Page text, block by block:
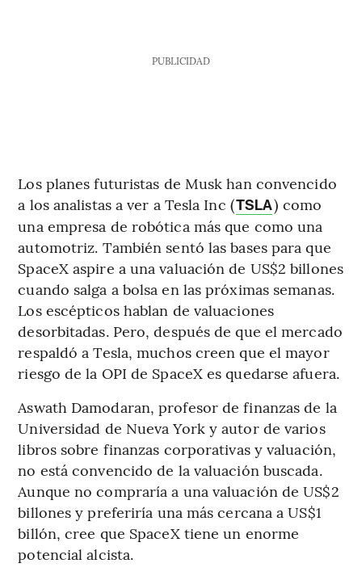
PUBLICIDAD
Los planes futuristas de Musk han convencido
a los analistas a ver a Tesla Inc (TSLA) como
una empresa de robótica más que como una
automotriz. También sentó las bases para que
SpaceX aspire a una valuación de US$2 billones
cuando salga a bolsa en las próximas semanas.
Los escépticos hablan de valuaciones
desorbitadas. Pero, después de que el mercado
respaldó a Tesla, muchos creen que el mayor
riesgo de la OPI de SpaceX es quedarse afuera.
Aswath Damodaran, profesor de finanzas de la
Universidad de Nueva York y autor de varios
libros sobre finanzas corporativas y valuación,
no está convencido de la valuación buscada.
Aunque no compraría a una valuación de US$2
billones y preferiría una más cercana a US$1
billón, cree que SpaceX tiene un enorme
potencial alcista.